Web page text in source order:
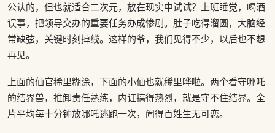
公认的，但也就适合二次元，放在现实中试试？上班睡觉，喝酒
误事，把领导交办的重要任务办成惨剧。肚子吃得溜圆，大脑经
常缺弦，关键时刻掉线。这样的爷，我们见得不少，以后也不想
再见。
上面的仙官稀里糊涂，下面的小仙也就稀里哗啦。两个看守哪吒
的结界兽，推卸责任熟练，内讧搞得热烈，就是守不住结界。全
片平均每十分钟放哪吒逃跑一次，闹得百姓生无可恋。